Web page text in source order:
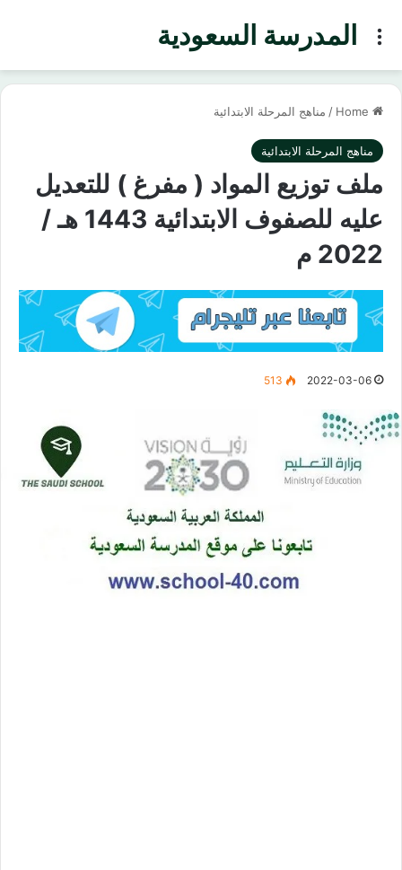
المدرسة السعوديةMenu
/ مناهج المرحلة الابتدائية
مناهج المرحلة الابتدائية
ملف توزيع المواد ( مفرغ ) للتعديل
عليه للصفوف الابتدائية 1443 هـ /
2022 م
2022-03-06
513